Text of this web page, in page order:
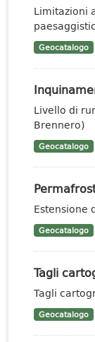
Limitazioni
Geocatalogo
Livello di
Brennero)
Geocatalogo
Estensione
Geocatalogo
Tagli
Tagli
Geocatalogo